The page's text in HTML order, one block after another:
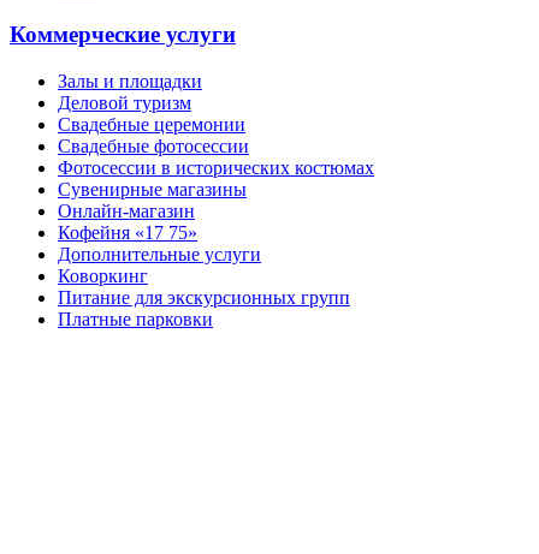
Коммерческие услуги
Залы и площадки
Деловой туризм
Свадебные церемонии
Свадебные фотосессии
Фотосессии в исторических костюмах
Сувенирные магазины
Онлайн-магазин
Кофейня «17 75»
Дополнительные услуги
Коворкинг
Питание для экскурсионных групп
Платные парковки